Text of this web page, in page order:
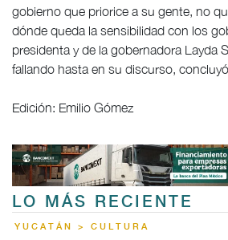
gobierno que priorice a su gente, no
dónde queda la sensibilidad con los
presidenta y de la gobernadora Layda
fallando hasta en su discurso,
Edición: Emilio Gómez
LO MÁS RECIENTE
YUCATÁN > CULTURA